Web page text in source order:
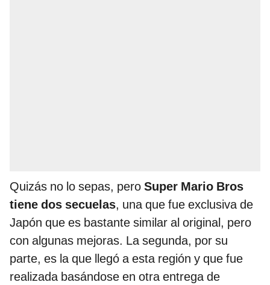
Quizás no lo sepas, pero Super Mario Bros
tiene dos secuelas, una que fue exclusiva de
Japón que es bastante similar al original, pero
con algunas mejoras. La segunda, por su
parte, es la que llegó a esta región y que fue
realizada basándose en otra entrega de